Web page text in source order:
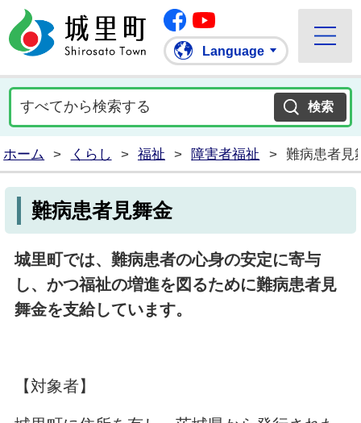
城里町ホームページ
Facebook
Language
ホーム > くらし > 福祉 > 障害者福祉 > 難病患者見
難病患者見舞金
城里町では、 難病患者の心身の安定に寄与
し、かつ福祉の増進を図るために難病患者見
舞金を支給しています。
【対象者】